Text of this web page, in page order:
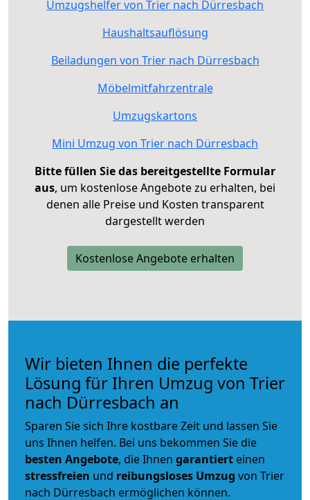
Umzugshelfer von Trier nach Dürresbach
Haushaltsauflösung
Beiladungen von Trier nach Dürresbach
Möbelmitfahrzentrale
Umzugskartons
Mini Umzug von Trier nach Dürresbach
Bitte füllen Sie das bereitgestellte Formular
aus, um kostenlose Angebote zu erhalten, bei
denen alle Preise und Kosten transparent
dargestellt werden
Kostenlose Angebote erhalten
Wir bieten Ihnen die perfekte
Lösung für Ihren Umzug von Trier
nach Dürresbach an
Sparen Sie sich Ihre kostbare Zeit und lassen Sie
uns Ihnen helfen. Bei uns bekommen Sie die
besten Angebote, die Ihnen garantiert einen
stressfreien und reibungsloses Umzug von Trier
nach Dürresbach ermöglichen können.